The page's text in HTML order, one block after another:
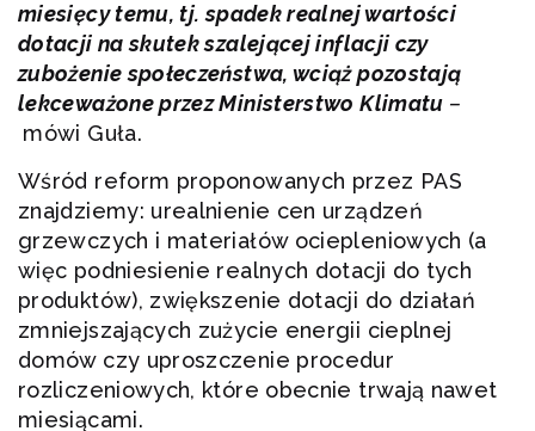
miesięcy temu, tj. spadek realnej wartości
dotacji na skutek szalejącej inflacji czy
zubożenie społeczeństwa, wciąż pozostają
lekceważone przez Ministerstwo Klimatu –
mówi Guła.
Wśród reform proponowanych przez PAS
znajdziemy: urealnienie cen urządzeń
grzewczych i materiałów ociepleniowych (a
więc podniesienie realnych dotacji do tych
produktów), zwiększenie dotacji do działań
zmniejszających zużycie energii cieplnej
domów czy uproszczenie procedur
rozliczeniowych, które obecnie trwają nawet
miesiącami.